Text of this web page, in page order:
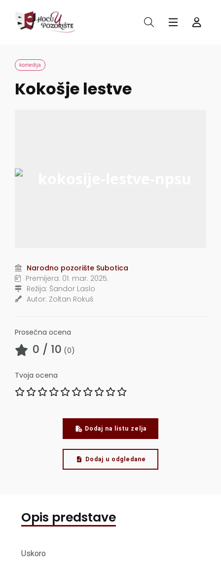
komedija
Kokošje lestve
Narodno pozorište Subotica
Premijera: 01. mar. 2025.
Režija: Šandor Laslo
Autor: Zoltan Rokuš
Prosečna ocena
0 / 10 (0)
Tvoja ocena
Dodaj na listu zelja
Dodaj u odgledane
Opis predstave
Uskoro